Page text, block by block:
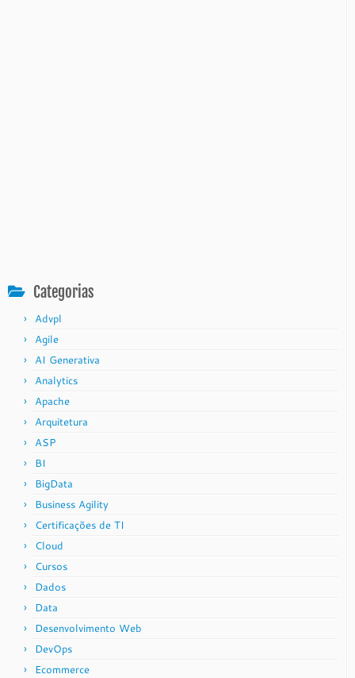
Categorias
Advpl
Agile
AI Generativa
Analytics
Apache
Arquitetura
ASP
BI
BigData
Business Agility
Certificações de TI
Cloud
Cursos
Dados
Data
Desenvolvimento Web
DevOps
Ecommerce